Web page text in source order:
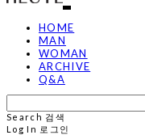
HOME
MAN
WOMAN
ARCHIVE
Q&A
Search 검색
Log In 로그인